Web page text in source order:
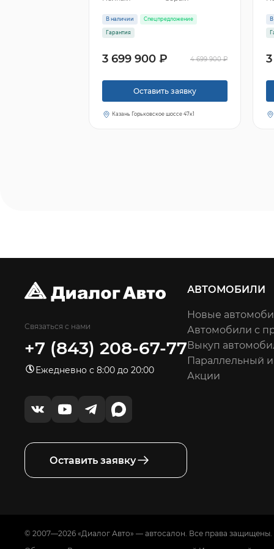
В наличии Спецпредложение
Гарантия
3 699 900 ₽ 4 699 900 ₽
Оставить заявку
Казань Горьковское шоссе 47к1
Связаться с нами
+7 (843) 208-67-77
Ежедневно с 8:00 до 20:00
Оставить заявку
АВТОМОБИЛИ
Новые
Автомобили с
Выкуп
Параллельный
Акции
© 2007—2026 «Диалог Авто» — автосалон. Все права защищены.